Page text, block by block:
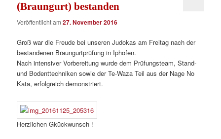
(Braungurt) bestanden
Veröffentlicht am27. November 2016
Groß war die Freude bei unseren Judokas am Freitag nach der
bestandenen Braungurtprüfung in Iphofen.
Nach intensiver Vorbereitung wurde dem Prüfungsteam, Stand-
und Bodenttechniken sowie der Te-Waza Teil aus der Nage No
Kata, erfolgreich demonstriert.
Herzlichen Gkückwunsch !